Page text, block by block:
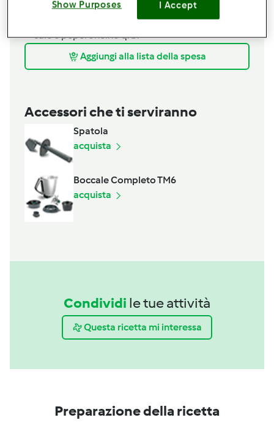
30 g. di olio evo
scarso di acqua
sale e peperoncino q. b.
Aggiungi alla lista della spesa
Accessori che ti serviranno
Spatola
acquista
Boccale Completo TM6
acquista
Condividi le tue attività
Questa ricetta mi interessa
Preparazione della ricetta
Show Purposes I Accept